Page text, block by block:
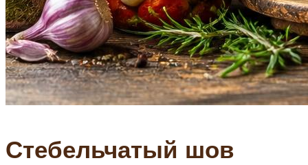
Стебельчатый шов